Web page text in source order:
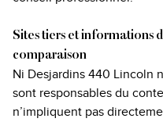
Sites tiers et informations
comparaison
Ni Desjardins 440 Lincoln
sont responsables du
n’impliquent pas